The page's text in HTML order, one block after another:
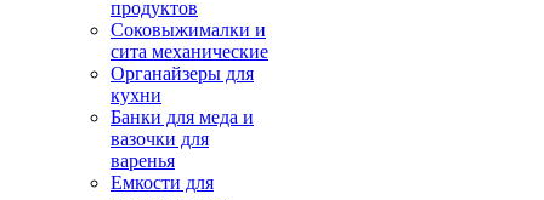
продуктов
Соковыжималки и
сита механические
Органайзеры для
кухни
Банки для меда и
вазочки для
варенья
Емкости для